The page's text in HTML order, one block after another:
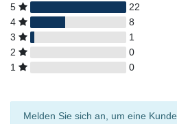
5
22
4
8
3
1
2
0
1
0
Melden Sie sich an, um eine